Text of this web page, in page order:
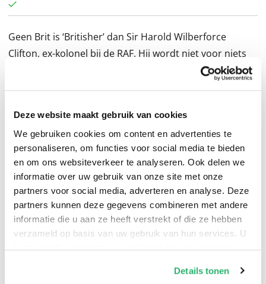
Deze website maakt gebruik van cookies
We gebruiken cookies om content en advertenties te
personaliseren, om functies voor social media te bieden
en om ons websiteverkeer te analyseren. Ook delen we
informatie over uw gebruik van onze site met onze
partners voor social media, adverteren en analyse. Deze
partners kunnen deze gegevens combineren met andere
informatie die u aan ze heeft verstrekt of die ze hebben
verzameld op basis van uw gebruik van hun services. U
kunt op ieder moment uw cookievoorkeuren aanpassen
Details tonen
Geen Brit is ‘Britisher’ dan Sir Harold Wilberforce
Clifton, ex-kolonel bij de RAF. Hij wordt niet voor niets
beschouwd als de scherpzinnigste amateurdetective
raadsels en spionagezaken op, ondanks de
waarschuwingen van Mrs Partridge, zijn bangige
gouvernante…